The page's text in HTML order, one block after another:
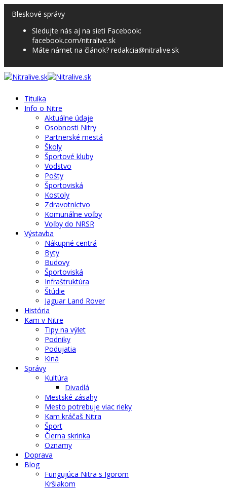
Bleskové správy
Sledujte nás aj na sieti Facebook:
facebook.com/nitralive.sk
Máte námet na článok? redakcia@nitralive.sk
Titulka
Info o Nitre
Aktuálne údaje
Osobnosti Nitry
Partnerské mestá
Školy
Športové kluby
Vodstvo
Pošty
Športoviská
Kostoly
Zdravotníctvo
Komunálne voľby
Voľby do NRSR
Výstavba
Nákupné centrá
Byty
Budovy
Športoviská
Infraštruktúra
Štúdie
Jaguar Land Rover
História
Kam v Nitre
Tipy na výlet
Podniky
Podujatia
Kiná
Správy
Kultúra
Divadlá
Mestské zásahy
Mesto potrebuje viac rieky
Kam kráčaš Nitra
Šport
Čierna skrinka
Oznamy
Doprava
Blog
Fungujúca Nitra s Igorom
Kršiakom